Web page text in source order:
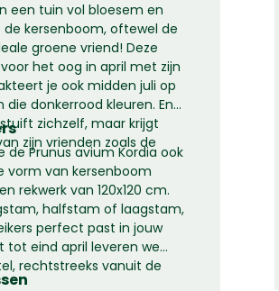
een tuin vol bloesem en
kersenboom, oftewel de
groene vriend! Deze
het oog in april met zijn
je ook midden juli op
donkerrood kleuren. En
zichzelf, maar krijgt
zijn vrienden zoals de
Prunus avium Kordia ook
vorm van kersenboom
rekwerk van 120x120 cm.
halfstam of laagstam,
perfect past in jouw
tot eind april leveren we
rechtstreeks vanuit de